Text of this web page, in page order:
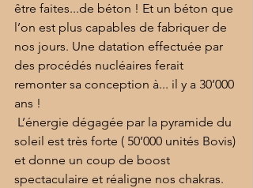
être faites...de béton ! Et un béton que
l’on est plus capables de fabriquer de
nos jours. Une datation effectuée par
des procédés nucléaires ferait
remonter sa conception à... il y a 30’000
ans !
soleil est très forte ( 50’000 unités Bovis)
et donne un coup de boost
spectaculaire et réaligne nos chakras.